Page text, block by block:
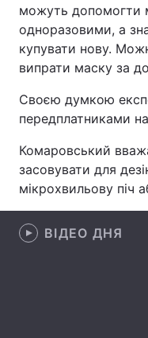
Головна
Україна
Спорт
Техно і зв'язок
Зброя
Здоров'я
можуть допомогти
одноразовими, а
купувати нову.
випрати маску за
Своєю думкою
передплатниками
Комаровський
засовувати для
мікрохвильову піч
ВІДЕО ДНЯ